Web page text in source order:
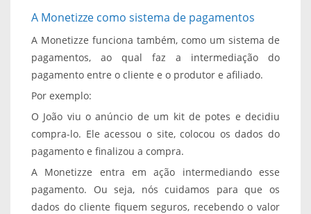
A Monetizze como sistema de pagamentos
A Monetizze funciona também, como um sistema de
pagamentos, ao qual faz a intermediação do
pagamento entre o cliente e o produtor e afiliado.
Por exemplo:
O João viu o anúncio de um kit de potes e decidiu
compra-lo. Ele acessou o site, colocou os dados do
pagamento e finalizou a compra.
A Monetizze entra em ação intermediando esse
pagamento. Ou seja, nós cuidamos para que os
dados do cliente fiquem seguros, recebendo o valor